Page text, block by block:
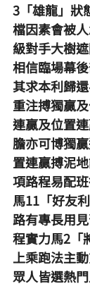
3「雄龍」狀
檔因素會被
級對手大樹
相信臨場幕
其求本利歸
重注搏獨贏
連贏及位置
膽亦可博獨
置連贏搏泥
項路程易配
馬11「好友
路有專長用
程實力馬2「
上乘跑法主
眾人皆選熱門